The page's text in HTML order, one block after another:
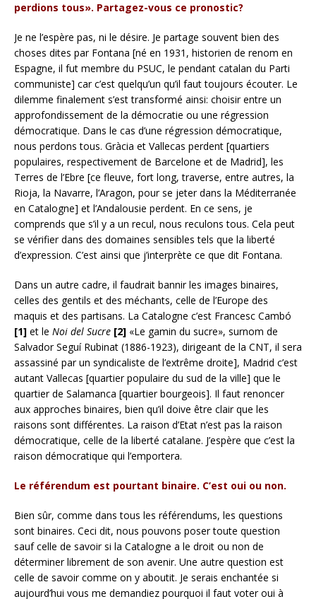
perdions tous». Partagez-vous ce pronostic?
Je ne l’espère pas, ni le désire. Je partage souvent bien des
choses dites par Fontana [né en 1931, historien de renom en
Espagne, il fut membre du PSUC, le pendant catalan du Parti
communiste] car c’est quelqu’un qu’il faut toujours écouter. Le
dilemme finalement s’est transformé ainsi: choisir entre un
approfondissement de la démocratie ou une régression
démocratique. Dans le cas d’une régression démocratique,
nous perdons tous. Gràcia et Vallecas perdent [quartiers
populaires, respectivement de Barcelone et de Madrid], les
Terres de l’Ebre [ce fleuve, fort long, traverse, entre autres, la
Rioja, la Navarre, l’Aragon, pour se jeter dans la Méditerranée
en Catalogne] et l’Andalousie perdent. En ce sens, je
comprends que s’il y a un recul, nous reculons tous. Cela peut
se vérifier dans des domaines sensibles tels que la liberté
d’expression. C’est ainsi que j’interprète ce que dit Fontana.
Dans un autre cadre, il faudrait bannir les images binaires,
celles des gentils et des méchants, celle de l’Europe des
maquis et des partisans. La Catalogne c’est Francesc Cambó
[1] et le Noi del Sucre [2] «Le gamin du sucre», surnom de
Salvador Seguí Rubinat (1886-1923), dirigeant de la CNT, il sera
assassiné par un syndicaliste de l’extrême droite], Madrid c’est
autant Vallecas [quartier populaire du sud de la ville] que le
quartier de Salamanca [quartier bourgeois]. Il faut renoncer
aux approches binaires, bien qu’il doive être clair que les
raisons sont différentes. La raison d’Etat n’est pas la raison
démocratique, celle de la liberté catalane. J’espère que c’est la
raison démocratique qui l’emportera.
Le référendum est pourtant binaire. C’est oui ou non.
Bien sûr, comme dans tous les référendums, les questions
sont binaires. Ceci dit, nous pouvons poser toute question
sauf celle de savoir si la Catalogne a le droit ou non de
déterminer librement de son avenir. Une autre question est
celle de savoir comme on y aboutit. Je serais enchantée si
aujourd’hui vous me demandiez pourquoi il faut voter oui à